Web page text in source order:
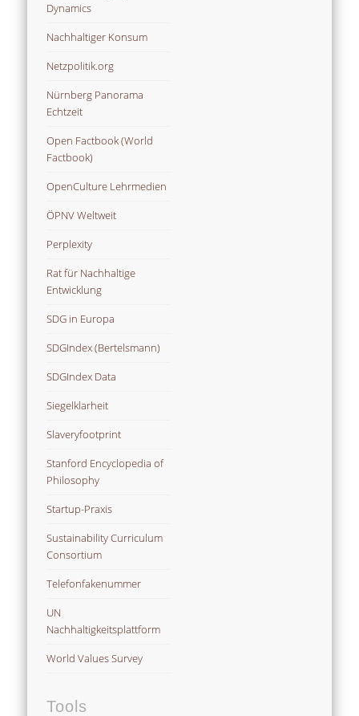
Dynamics
Nachhaltiger Konsum
Netzpolitik.org
Nürnberg Panorama
Echtzeit
Open Factbook (World
Factbook)
OpenCulture Lehrmedien
ÖPNV Weltweit
Perplexity
Rat für Nachhaltige
Entwicklung
SDG in Europa
SDGIndex (Bertelsmann)
SDGIndex Data
Siegelklarheit
Slaveryfootprint
Stanford Encyclopedia of
Philosophy
Startup-Praxis
Sustainability Curriculum
Consortium
Telefonfakenummer
UN
Nachhaltigkeitsplattform
World Values Survey
Tools